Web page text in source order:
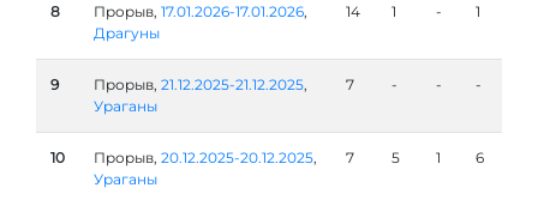
8 Прорыв, 17.01.2026-17.01.2026,
Драгуны
14 1 - 1
9 Прорыв, 21.12.2025-21.12.2025,
Ураганы
7 - - -
10 Прорыв, 20.12.2025-20.12.2025,
Ураганы
7 5 1 6